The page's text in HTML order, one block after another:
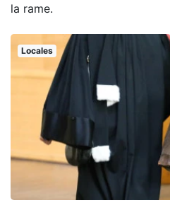
la rame.
Locales